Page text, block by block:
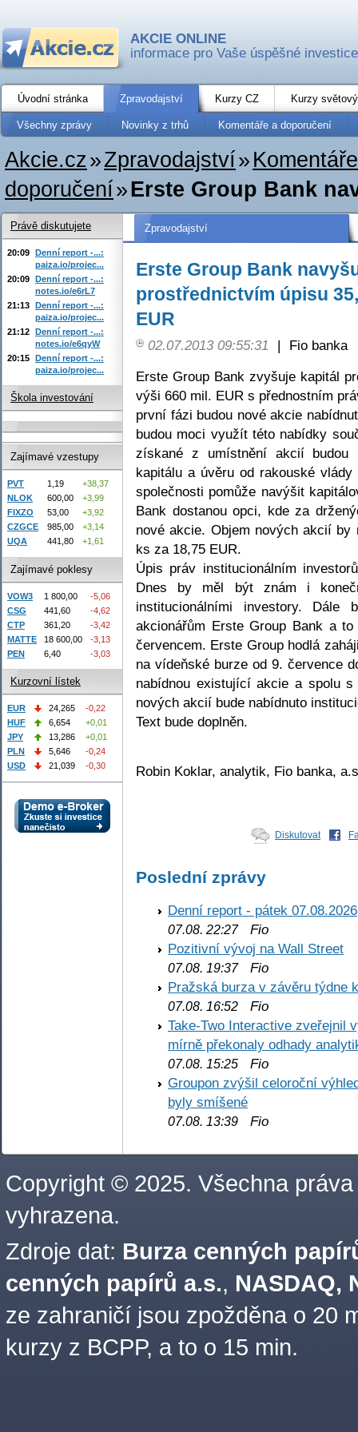
AKCIE ONLINE
informace pro Vaše úspěšné investice
Úvodní stránka Zpravodajství Kurzy CZ Kurzy
Všechny zprávy Novinky z trhů Komentáře a doporučení
Akcie.cz»Zpravodajství»
doporučení»Erste Group Bank
Zpravodajství
Erste Group Bank
prostřednictvím úpisu
EUR
02.07.2013 09:55:31 |
Fio banka
Erste Group Bank zvyšuje kapitál
výši 660 mil. EUR s přednostním
první fázi budou nové akcie
budou moci využít této nabídky
získané z umístnění akcií budou
kapitálu a úvěru od rakouské
společnosti pomůže navýšit
Bank dostanou opci, kde za
nové akcie. Objem nových akcií by
ks za 18,75 EUR.
Úpis práv institucionálním
Dnes by měl být znám i
institucionálními investory. Dále
akcionářům Erste Group Bank a
červencem. Erste Group hodlá
na vídeňské burze od 9. července
nabídnou existující akcie a spolu
nových akcií bude nabídnuto
Text bude doplněn.
Robin Koklar, analytik, Fio banka,
Diskutovat
Poslední zprávy
Denní report - pátek 07.08.2026
07.08. 22:27Fio
Pozitivní vývoj na Wall Street
07.08. 19:37Fio
Pražská burza v závěru týdne
07.08. 16:52 Fio
Take-Two Interactive zveřejnil
mírně překonaly odhady
07.08. 15:25 Fio
Groupon zvýšil celoroční
byly smíšené
07.08. 13:39 Fio
Právě diskutujete
20:09 Denní report -...:
paiza.io/projec...
20:09 Denní report -...:
notes.io/e6rL7
21:13 Denní report -...:
paiza.io/projec...
21:12 Denní report -...:
notes.io/e6qyW
20:15 Denní report -...:
paiza.io/projec...
Škola investování
Zajímavé vzestupy
PVT 1,19
+38,37
NLOK
600,00
+3,99
FIXZO
53,00
+3,92
CZGCE
985,00
+3,14
UQA
441,80 +1,61
Zajímavé poklesy
VOW3 1 800,00
-5,06
CSG
441,60
-4,62
CTP
361,20
-3,42
MATTE
18 600,00
-3,13
PEN
6,40 -3,03
Kurzovní lístek
EUR 24,265
-0,22
HUF
6,654
+0,01
JPY
13,286
+0,01
PLN
5,646
-0,24
USD
21,039 -0,30
Copyright © 2025. Všechna práva
vyhrazena.
Zdroje dat: Burza cenných
cenných papírů a.s., NASDAQ,
ze zahraničí jsou zpožděna o 20
kurzy z BCPP, a to o 15 min.